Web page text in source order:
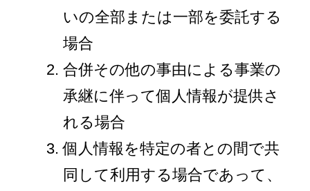
いの全部または一部を委託する
場合
合併その他の事由による事業の
承継に伴って個人情報が提供さ
れる場合
個人情報を特定の者との間で共
同して利用する場合であって、